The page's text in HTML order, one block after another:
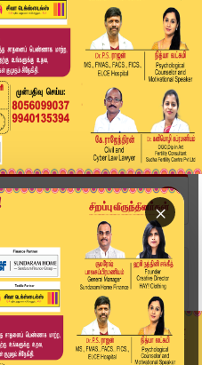
×
அரசு பேச்சுவார...